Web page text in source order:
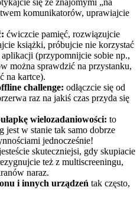
się ze znajomymi „na
komunikatorów, uprawiajcie
ćwiczcie pamięć, rozwiązujcie
książki, próbujcie nie korzystać
(przypomnijcie sobie np.,
można sprawdzić na przystanku,
na kartce).
challenge: odłączcie się od
raz na jakiś czas przyda się
wielozadaniowości: to
jest w stanie tak samo dobrze
jednocześnie!
skuteczniejsi, gdy skupiacie
też z multiscreeningu,
naraz.
i innych urządzeń tak często,